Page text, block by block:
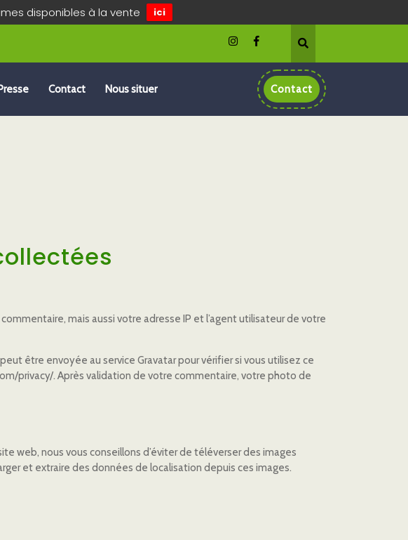
disponibles à la vente ici
Contact Nous situer Contact
mais aussi votre adresse IP et l’agent utilisateur de votre
être envoyée au service Gravatar pour vérifier si vous utilisez ce
privacy/. Après validation de votre commentaire, votre photo de
web, nous vous conseillons d’éviter de téléverser des images
et extraire des données de localisation depuis ces images.